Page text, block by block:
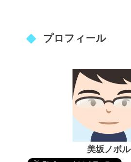
プロフィール
美坂ノボル